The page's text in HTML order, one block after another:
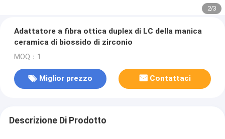
2/3
Adattatore a fibra ottica duplex di LC della manica
ceramica di biossido di zirconio
MOQ：1
Miglior prezzo Contattaci
Descrizione Di Prodotto